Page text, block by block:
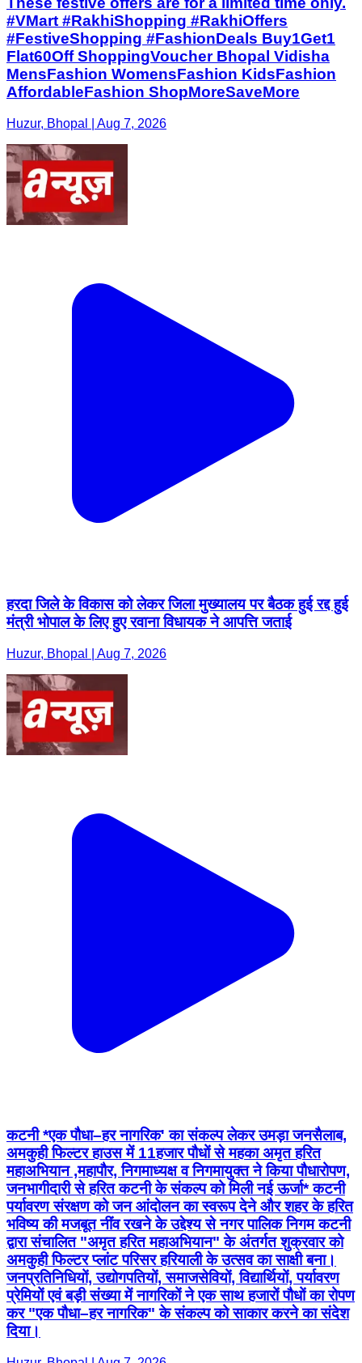
#VMart #RakhiShopping #RakhiOffers
#FestiveShopping #FashionDeals Buy1Get1
Flat60Off ShoppingVoucher Bhopal Vidisha
MensFashion WomensFashion KidsFashion
AffordableFashion ShopMoreSaveMore
Huzur, Bhopal | Aug 7, 2026
हरदा जिले के विकास को लेकर जिला मुख्यालय पर बैठक हुई रद्द हुई
मंत्री भोपाल के लिए हुए रवाना विधायक ने आपत्ति जताई
Huzur, Bhopal | Aug 7, 2026
कटनी *एक पौधा–हर नागरिक' का संकल्प लेकर उमड़ा जनसैलाब,
अमकुही फिल्टर हाउस में 11हजार पौधों से महका अमृत हरित
महाअभियान ,महापौर, निगमाध्यक्ष व निगमायुक्त ने किया पौधारोपण,
जनभागीदारी से हरित कटनी के संकल्प को मिली नई ऊर्जा* कटनी
पर्यावरण संरक्षण को जन आंदोलन का स्वरूप देने और शहर के हरित
भविष्य की मजबूत नींव रखने के उद्देश्य से नगर पालिक निगम कटनी
द्वारा संचालित "अमृत हरित महाअभियान" के अंतर्गत शुक्रवार को
अमकुही फिल्टर प्लांट परिसर हरियाली के उत्सव का साक्षी बना।
जनप्रतिनिधियों, उद्योगपतियों, समाजसेवियों, विद्यार्थियों, पर्यावरण
प्रेमियों एवं बड़ी संख्या में नागरिकों ने एक साथ हजारों पौधों का रोपण
कर "एक पौधा–हर नागरिक" के संकल्प को साकार करने का संदेश
दिया।